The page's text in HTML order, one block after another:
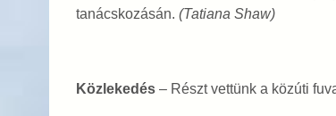
tanácskozásán. (Tatiana Shaw)
Közlekedés– Részt vettünk a közúti